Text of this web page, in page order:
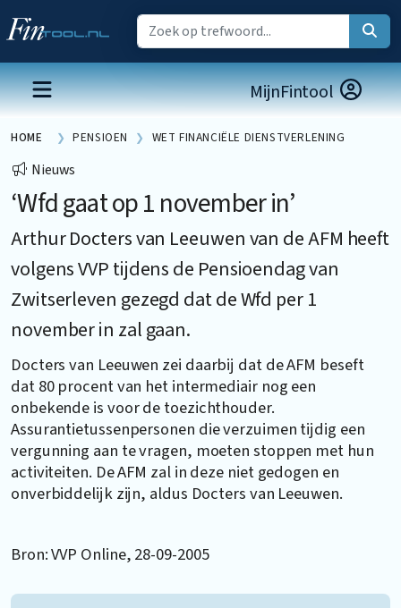
MijnFintool
HOME PENSIOEN WET FINANCIËLE DIENSTVERLENING
Nieuws
‘Wfd gaat op 1 november in’
Arthur Docters van Leeuwen van de AFM heeft
volgens VVP tijdens de Pensioendag van
Zwitserleven gezegd dat de Wfd per 1
november in zal gaan.
Docters van Leeuwen zei daarbij dat de AFM beseft
dat 80 procent van het intermediair nog een
onbekende is voor de toezichthouder.
Assurantietussenpersonen die verzuimen tijdig een
vergunning aan te vragen, moeten stoppen met hun
activiteiten. De AFM zal in deze niet gedogen en
onverbiddelijk zijn, aldus Docters van Leeuwen.
Bron: VVP Online, 28-09-2005